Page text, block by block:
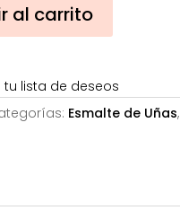
al carrito
lista de deseos
Esmalte de Uñas,